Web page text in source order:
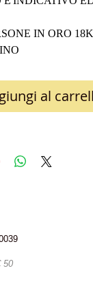
IN ORO
al
50